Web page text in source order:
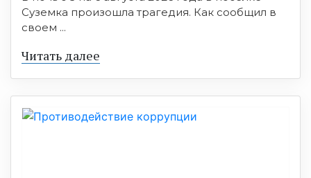
Суземка произошла трагедия. Как сообщил в
своем ...
Читать далее